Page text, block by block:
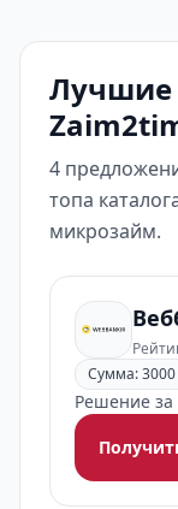
Лучшие
4
топа
микрозайм.
Сумма: 3000
Решение за